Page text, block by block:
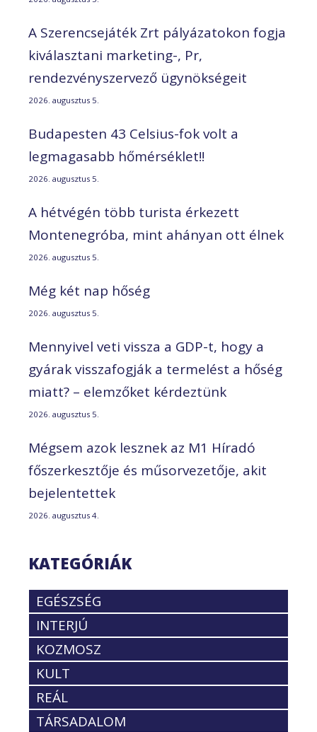
A Szerencsejáték Zrt pályázatokon fogja
kiválasztani marketing-, Pr,
rendezvényszervező ügynökségeit
2026. augusztus 5.
Budapesten 43 Celsius-fok volt a
legmagasabb hőmérséklet!!
2026. augusztus 5.
A hétvégén több turista érkezett
Montenegróba, mint ahányan ott élnek
2026. augusztus 5.
Még két nap hőség
2026. augusztus 5.
Mennyivel veti vissza a GDP-t, hogy a
gyárak visszafogják a termelést a hőség
miatt? – elemzőket kérdeztünk
2026. augusztus 5.
Mégsem azok lesznek az M1 Híradó
főszerkesztője és műsorvezetője, akit
bejelentettek
2026. augusztus 4.
KATEGÓRIÁK
EGÉSZSÉG
INTERJÚ
KOZMOSZ
KULT
REÁL
TÁRSADALOM